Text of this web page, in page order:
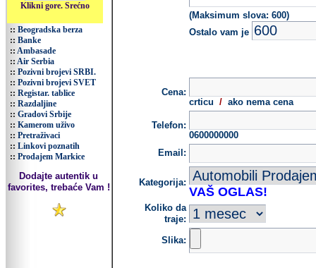
Klikni gore. Srećno
:: Beogradska berza
:: Banke
:: Ambasade
:: Air Serbia
:: Pozivni brojevi SRBI.
:: Pozivni brojevi SVET
:: Registar. tablice
:: Razdaljine
:: Gradovi Srbije
:: Kamerom uživo
:: Pretraživaci
:: Linkovi poznatih
:: Prodajem Markice
Dodajte autentik u
favorites, trebaće Vam !
(Maksimum slova: 600)
Ostalo vam je
Cena:
crticu / ako nema cena
Telefon:
0600000000
Email:
Kategorija:
VAŠ OGLAS!
Koliko da
traje:
Slika: